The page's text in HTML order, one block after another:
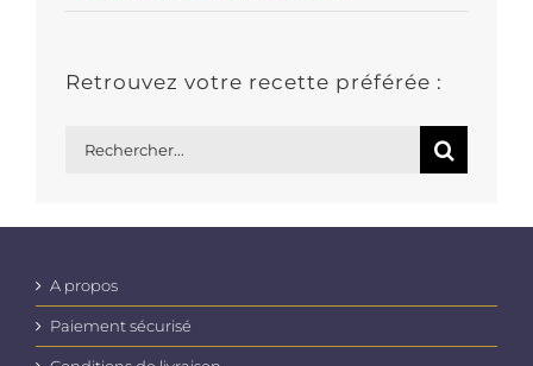
Retrouvez votre recette préférée :
A propos
Paiement sécurisé